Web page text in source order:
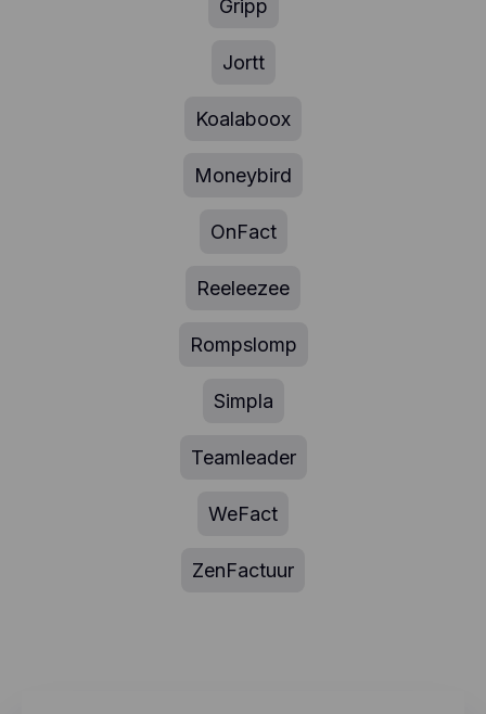
Gripp
Jortt
Koalaboox
Moneybird
OnFact
Reeleezee
Rompslomp
Simpla
Teamleader
WeFact
ZenFactuur